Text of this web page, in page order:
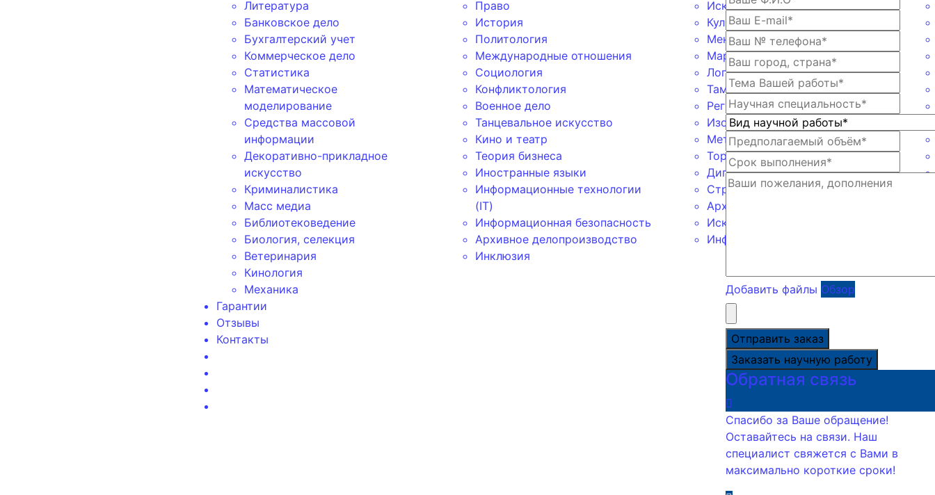
Литература
Банковское дело
Бухгалтерский учет
Коммерческое дело
Статистика
Математическое
моделирование
Средства массовой
информации
Декоративно-прикладное
искусство
Криминалистика
Масс медиа
Библиотековедение
Биология, селекция
Ветеринария
Кинология
Механика
Право
История
Политология
Международные отношения
Социология
Конфликтология
Военное дело
Танцевальное искусство
Кино и театр
Теория бизнеса
Иностранные языки
Информационные технологии
(IT)
Информационная безопасность
Архивное делопроизводство
Инклюзия
Искусствоведение
Культурология
Менеджмент
Маркетинг
Логистика
Таможенное дело
Регионоведение
Изобразительное искусство
Методика преподавания
Торговое дело
Дипломатия
Строительство
Архитектура
Искусственный интеллект
Информатика
Гарантии
Отзывы
Контакты
Добавить файлы Обзор
Отправить заказ
Заказать научную работу
Обратная связь
Спасибо за Ваше обращение!
Оставайтесь на связи. Наш
специалист свяжется с Вами в
максимально короткие сроки!